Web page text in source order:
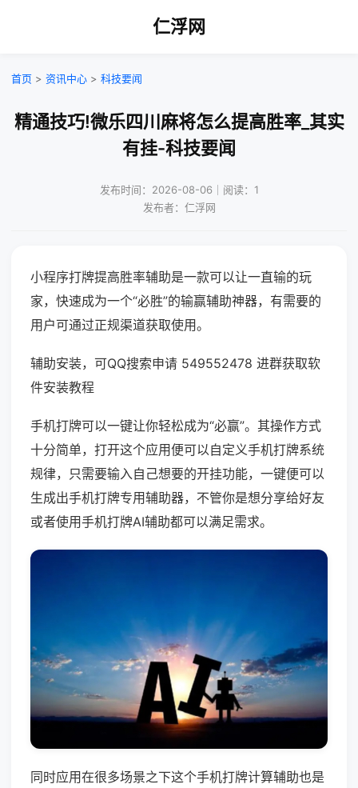
仁浮网
首页 > 资讯中心 > 科技要闻
精通技巧!微乐四川麻将怎么提高胜率_其实
有挂-科技要闻
发布时间：2026-08-06｜阅读：1
发布者：仁浮网
小程序打牌提高胜率辅助是一款可以让一直输的玩
家，快速成为一个“必胜”的输赢辅助神器，有需要的
用户可通过正规渠道获取使用。
辅助安装，可QQ搜索申请 549552478 进群获取软
件安装教程
手机打牌可以一键让你轻松成为“必赢”。其操作方式
十分简单，打开这个应用便可以自定义手机打牌系统
规律，只需要输入自己想要的开挂功能，一键便可以
生成出手机打牌专用辅助器，不管你是想分享给好友
或者使用手机打牌AI辅助都可以满足需求。
同时应用在很多场景之下这个手机打牌计算辅助也是